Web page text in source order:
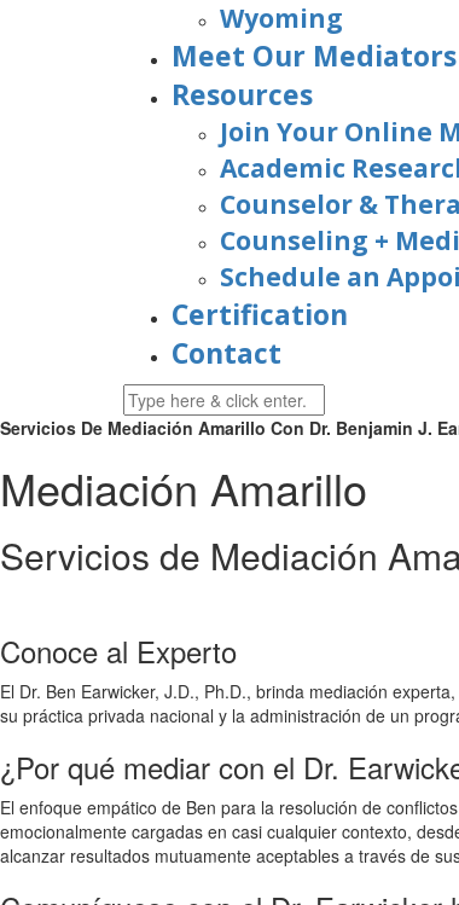
Wyoming
Meet Our Mediators
Resources
Join Your Online
Academic
Counselor &
Counseling +
Schedule an
Certification
Contact
Servicios De Mediación Amarillo Con Dr. Benjamin J.
Mediación Amarillo
Servicios de Mediación
Conoce al Experto
El Dr. Ben Earwicker, J.D., Ph.D., brinda mediación
su práctica privada nacional y la administración de un
¿Por qué mediar con el Dr.
El enfoque empático de Ben para la resolución de
emocionalmente cargadas en casi cualquier contexto,
alcanzar resultados mutuamente aceptables a través de